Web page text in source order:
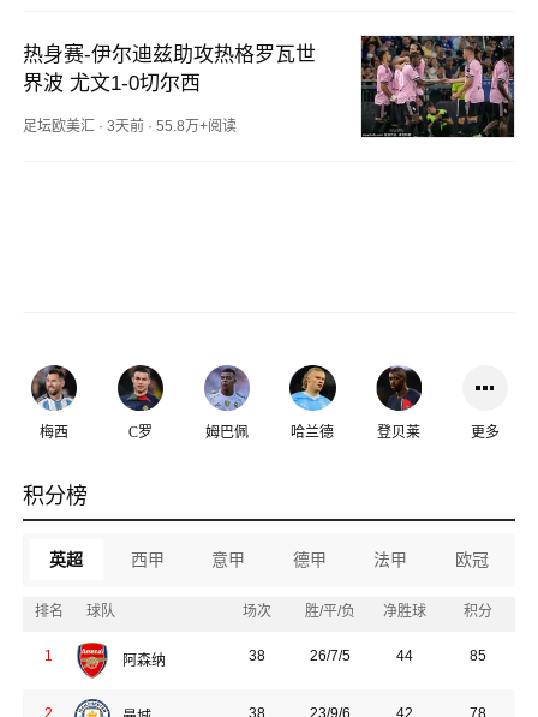
热身赛-伊尔迪兹助攻热格罗瓦世
界波 尤文1-0切尔西
足坛欧美汇 ·3天前 ·55.8万+阅读
梅西 C罗 姆巴佩 哈兰德 登贝莱 更多
积分榜
英超 西甲 意甲 德甲 法甲 欧冠
排名 球队 场次 胜/平/负 净胜球 积分
1 阿森纳 38 26/7/5 44 85
2 38 23/9/6 42 78